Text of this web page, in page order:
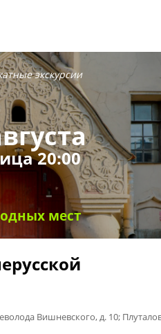
экскурсии
20:00
мест
Вишневского, д. 10;